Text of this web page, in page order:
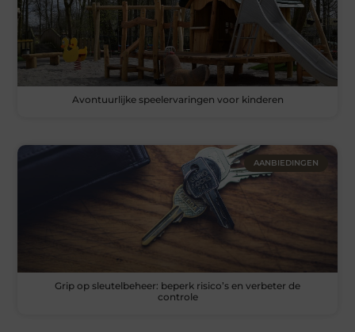
Avontuurlijke speelervaringen voor kinderen
AANBIEDINGEN
Grip op sleutelbeheer: beperk risico’s en verbeter de
controle